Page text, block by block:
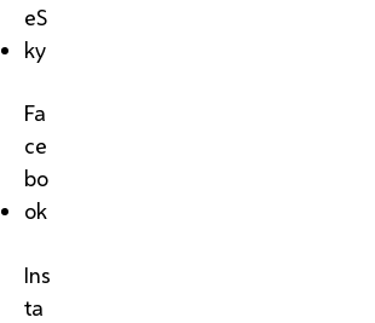
eS
ky
Fa
ce
bo
ok
Ins
ta